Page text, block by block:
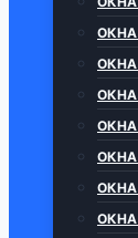
ОКНА
ОКНА
ОКНА
ОКНА